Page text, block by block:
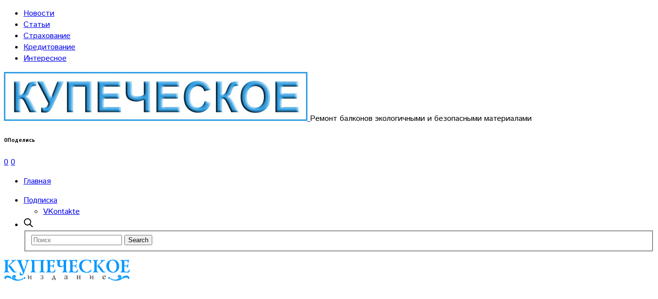
Новости
Статьи
Страхование
Кредитование
Интересное
Ремонт балконов экологичными и безопасными материалами
0Поделись
0 0
Главная
Подписка
VKontakte